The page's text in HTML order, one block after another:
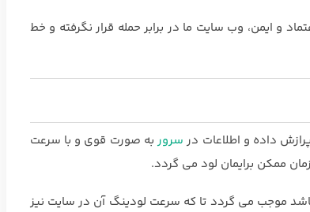
و ایمن، وب سایت ما در برابر حمله قرار نگرفته و خط
داده و اطلاعات در سرور به صورت قوی و با سرعت
ممکن برایمان لود می گردد.
باشد موجب می گردد تا که سرعت لودینگ آن در سایت نیز